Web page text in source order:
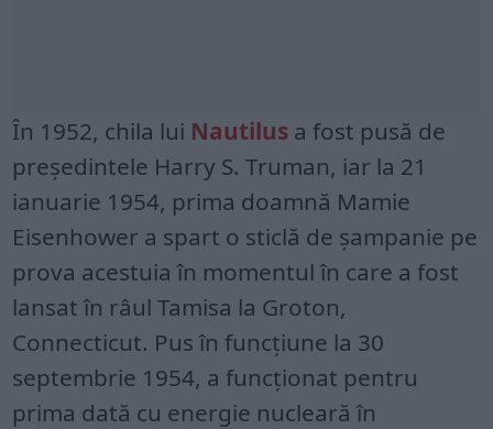
În 1952, chila lui Nautilus a fost pusă de
președintele Harry S. Truman, iar la 21
ianuarie 1954, prima doamnă Mamie
Eisenhower a spart o sticlă de șampanie pe
prova acestuia în momentul în care a fost
lansat în râul Tamisa la Groton,
Connecticut. Pus în funcțiune la 30
septembrie 1954, a funcționat pentru
prima dată cu energie nucleară în